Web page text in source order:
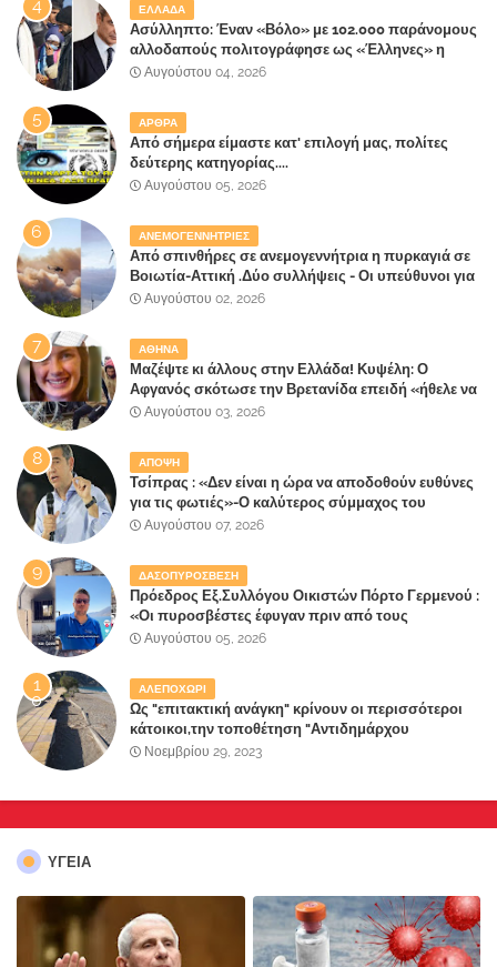
ΕΛΛΑΔΑ
Ασύλληπτο: Έναν «Βόλο» με 102.000 παράνομους
αλλοδαπούς πολιτογράφησε ως «Έλληνες» η
κυβέρνηση!
Αυγούστου 04, 2026
ΑΡΘΡΑ
Από σήμερα είμαστε κατ' επιλογή μας, πολίτες
δεύτερης κατηγορίας....
Αυγούστου 05, 2026
ΑΝΕΜΟΓΕΝΝΗΤΡΙΕΣ
Από σπινθήρες σε ανεμογεννήτρια η πυρκαγιά σε
Βοιωτία-Αττική .Δύο συλλήψεις - Οι υπεύθυνοι για
την λάθος διαχείριση της κατάσβεσης θα
Αυγούστου 02, 2026
ΑΘΗΝΑ
Μαζέψτε κι άλλους στην Ελλάδα! Κυψέλη: Ο
Αφγανός σκότωσε την Βρετανίδα επειδή «ήθελε να
κάνει τη σύντροφό του χριστιανή»
Αυγούστου 03, 2026
ΑΠΟΨΗ
Τσίπρας : «Δεν είναι η ώρα να αποδοθούν ευθύνες
για τις φωτιές»-Ο καλύτερος σύμμαχος του
Μητσοτάκη
Αυγούστου 07, 2026
ΔΑΣΟΠΥΡΟΣΒΕΣΗ
Πρόεδρος Εξ.Συλλόγου Οικιστών Πόρτο Γερμενού :
«Οι πυροσβέστες έφυγαν πριν από τους
κατοίκους»
Αυγούστου 05, 2026
ΑΛΕΠΟΧΩΡΙ
Ως "επιτακτική ανάγκη" κρίνουν οι περισσότεροι
κάτοικοι,την τοποθέτηση "Αντιδημάρχου
Παραλιακής Ζώνης" στο Δήμο Μάνδρας-Ειδυλλίας!
Νοεμβρίου 29, 2023
ΥΓΕΙΑ